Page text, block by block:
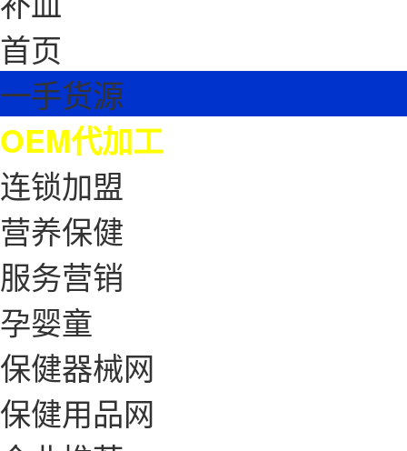
首页
一手货源
OEM代加工
连锁加盟
营养保健
服务营销
孕婴童
保健器械网
保健用品网